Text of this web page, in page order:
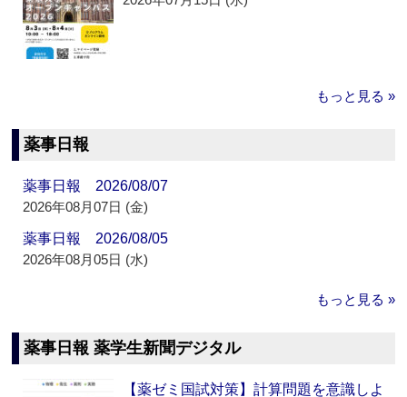
もっと見る »
薬事日報
薬事日報 2026/08/07
2026年08月07日 (金)
薬事日報 2026/08/05
2026年08月05日 (水)
もっと見る »
薬事日報 薬学生新聞デジタル
【薬ゼミ国試対策】計算問題を意識しよ